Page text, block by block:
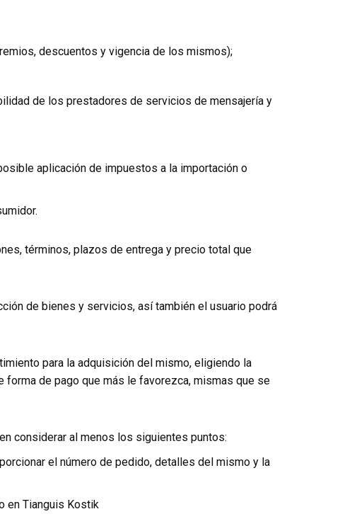
descuentos y vigencia de los mismos);
de los prestadores de servicios de mensajería y
aplicación de impuestos a la importación o
términos, plazos de entrega y precio total que
de bienes y servicios, así también el usuario podrá
para la adquisición del mismo, eligiendo la
de pago que más le favorezca, mismas que se
considerar al menos los siguientes puntos:
el número de pedido, detalles del mismo y la
en Tianguis Kostik